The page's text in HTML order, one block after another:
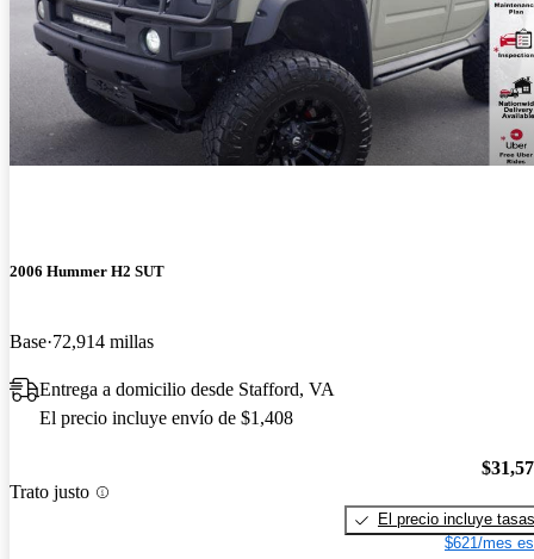
2006 Hummer H2 SUT
Base 72,914 millas
Entrega a domicilio desde Stafford, VA
El precio incluye envío de $1,408
Trato justo
El precio incluye tasas
$621/mes